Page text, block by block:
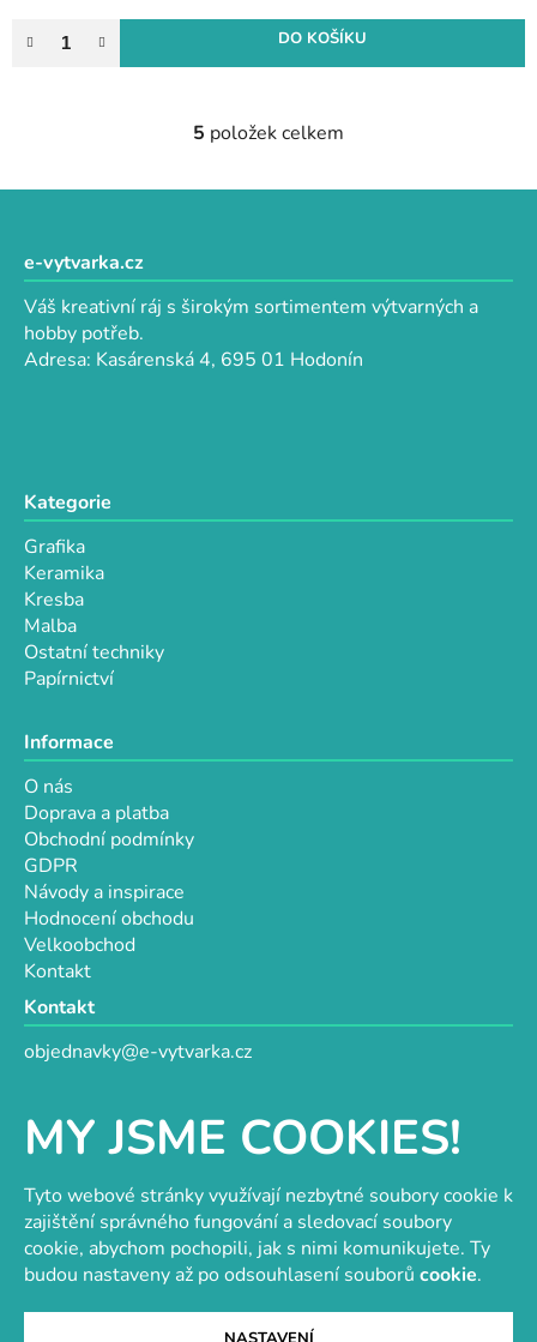
MY JSME COOKIES!
Tyto webové stránky využívají nezbytné soubory cookie k
zajištění správného fungování a sledovací soubory
cookie, abychom pochopili, jak s nimi komunikujete. Ty
budou nastaveny až po odsouhlasení souborů cookie.
DO KOŠÍKU
O
l
a
c
p
ý
5 položek celkem
e-vytvarka.cz
Váš kreativní ráj s širokým sortimentem výtvarných a
hobby potřeb.
Adresa: Kasárenská 4, 695 01 Hodonín
Kategorie
Grafika
Keramika
Kresba
Malba
Ostatní techniky
Papírnictví
Informace
O nás
Doprava a platba
Obchodní podmínky
GDPR
Návody a inspirace
Hodnocení obchodu
Velkoobchod
Kontakt
Kontakt
objednavky@e-vytvarka.cz
Facebook
Velkoobchod s korálky a komponentyTvořit je radost